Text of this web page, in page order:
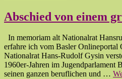
Abschied von einem
In memoriam alt Nationalrat
erfahre ich vom Basler Onlineportal
Nationalrat Hans-Rudolf Gysin
1960er-Jahren im Jugendparlament
seinen ganzen beruflichen und …